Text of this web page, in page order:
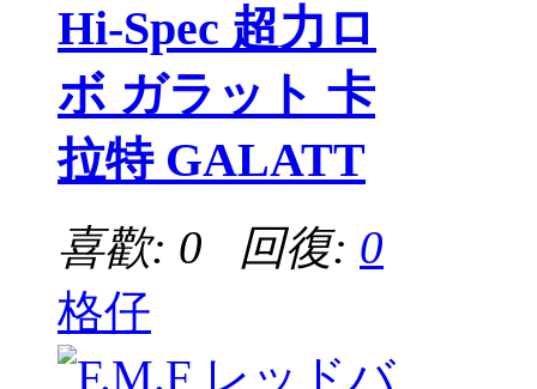
Hi-Spec 超力ロ
ボ ガラット 卡
拉特 GALATT
喜歡: 0 回復: 0
格仔